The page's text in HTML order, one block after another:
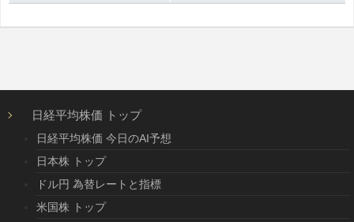
日経平均株価 トップ
日経平均株価 今日のAI予想
日本株 トップ
ドル円 為替レートと指標
米国株 トップ